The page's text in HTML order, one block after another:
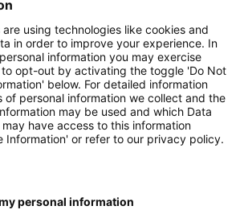
mehr aktuell. Bei den für die
angegebenen Tarifen handelt es
Zero, unsere restriktivste
hierfür zusätzliche Gebühren
oder für andere optionale
Es gelten dieAllgemeinen
.